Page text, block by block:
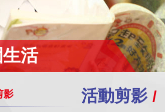
活
影 活動剪影